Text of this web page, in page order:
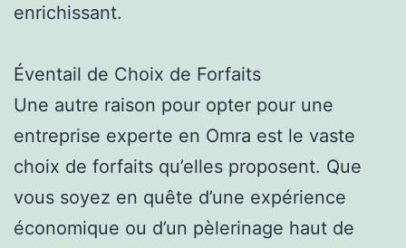
enrichissant.
Éventail de Choix de Forfaits
Une autre raison pour opter pour une
entreprise experte en Omra est le vaste
choix de forfaits qu’elles proposent. Que
vous soyez en quête d’une expérience
économique ou d’un pèlerinage haut de